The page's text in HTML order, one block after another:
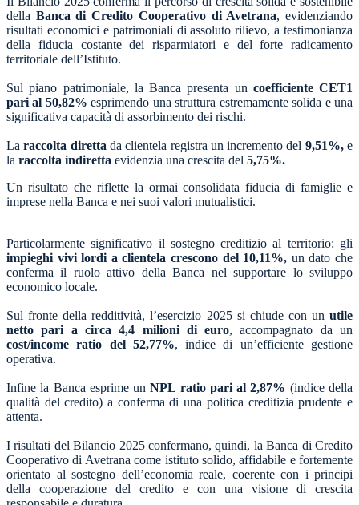
della Banca di Credito Cooperativo di Avetrana, evidenziando
risultati economici e patrimoniali di assoluto rilievo, a testimonianza
della fiducia costante dei risparmiatori e del forte radicamento
territoriale dell’Istituto.
Sul piano patrimoniale, la Banca presenta un coefficiente CET1
pari al 50,82% esprimendo una struttura estremamente solida e una
significativa capacità di assorbimento dei rischi.
Laraccolta diretta da clientela registra un incremento del 9,51%,e
la raccolta indiretta evidenzia una crescita del 5,75%.
Un risultato che riflette la ormai consolidata fiducia di famiglie e
imprese nella Banca e nei suoi valori mutualistici.
Particolarmente significativo il sostegno creditizio al territorio: gli
impieghi vivi lordi a clientela crescono del 10,11%, un dato che
conferma il ruolo attivo della Banca nel supportare lo sviluppo
economico locale.
Sul fronte della redditività, l’esercizio 2025 si chiude con un utile
netto pari a circa 4,4 milioni di euro, accompagnato da un
cost/income ratio del 52,77%, indice di un’efficiente gestione
operativa.
Infine la Banca esprime unNPL ratio pari al 2,87% (indice della
qualità del credito) a conferma di una politica creditizia prudente e
attenta.
I risultati del Bilancio 2025 confermano, quindi, la Banca di Credito
Cooperativo di Avetrana come istituto solido, affidabile e fortemente
orientato al sostegno dell’economia reale, coerente con i principi
della cooperazione del credito e con una visione di crescita